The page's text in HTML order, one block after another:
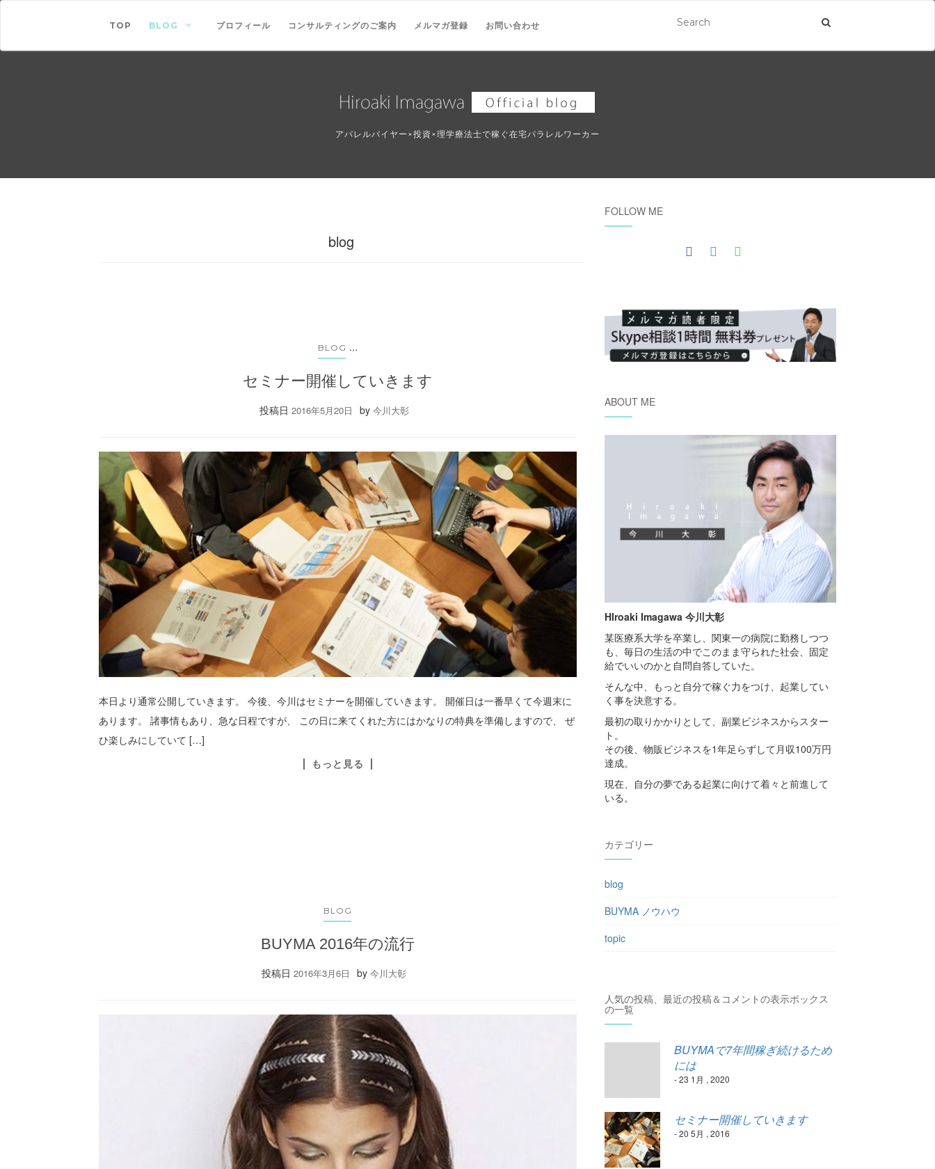
TOP BLOG プロフィール コンサルティングのご案内 メルマガ登録 お問い合わせ
アパレルバイヤー×投資×理学療法士で稼ぐ在宅パラレルワーカー
blog
BLOG ...
セミナー開催していきます
投稿日 2016年5月20日 by 今川大彰
本日より通常公開していきます。 今後、今川はセミナーを開催していきます。 開催日は一番早くて今週末に
あります。 諸事情もあり、急な日程ですが、 この日に来てくれた方にはかなりの特典を準備しますので、 ぜ
ひ楽しみにしていて […]
もっと見る
BLOG
BUYMA 2016年の流行
投稿日2016年3月6日 by今川大彰
FOLLOW ME
ABOUT ME
HIroaki Imagawa 今川大彰
某医療系大学を卒業し、関東一の病院に勤務しつつ
も、毎日の生活の中でこのまま守られた社会、固定
給でいいのかと自問自答していた。
そんな中、もっと自分で稼ぐ力をつけ、起業してい
く事を決意する。
最初の取りかかりとして、副業ビジネスからスター
ト。
その後、物販ビジネスを1年足らずして月収100万円
達成。
現在、自分の夢である起業に向けて着々と前進して
いる。
カテゴリー
blog
BUYMA ノウハウ
topic
人気の投稿、最近の投稿＆コメントの表示ボックス
の一覧
BUYMAで7年間稼ぎ続けるため
には
- 23 1月 , 2020
セミナー開催していきます
- 20 5月 , 2016